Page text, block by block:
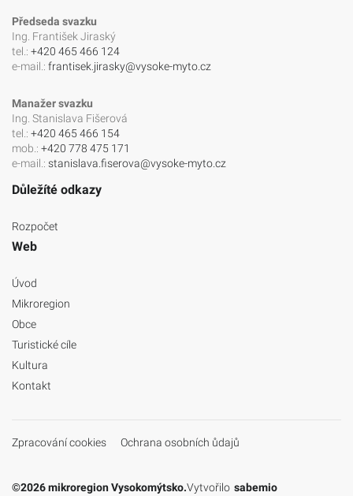
Předseda svazku
Ing. František Jiraský
tel.: +420 465 466 124
e-mail.: frantisek.jirasky@vysoke-myto.cz
Manažer svazku
Ing. Stanislava Fišerová
tel.: +420 465 466 154
mob.: +420 778 475 171
e-mail.: stanislava.fiserova@vysoke-myto.cz
Důležíté odkazy
Rozpočet
Web
Úvod
Mikroregion
Obce
Turistické cíle
Kultura
Kontakt
Zpracování cookies Ochrana osobních ůdajů
©2026 mikroregion Vysokomýtsko.Vytvořilo sabemio